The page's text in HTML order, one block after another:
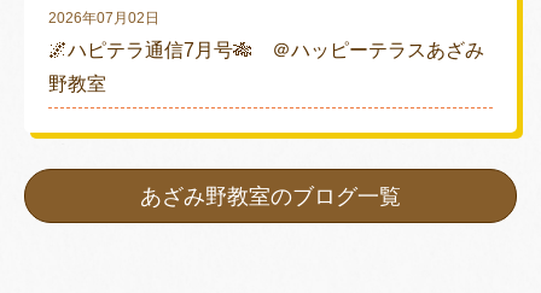
2026年07月02日
🌌ハピテラ通信7月号🎋 ＠ハッピーテラスあざみ
野教室
あざみ野教室のブログ一覧